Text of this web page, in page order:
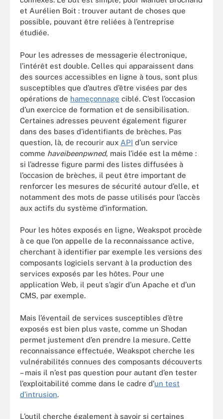
et Aurélien Boit : trouver autant de choses que
possible, pouvant être reliées à l’entreprise
étudiée.
Pour les adresses de messagerie électronique,
l’intérêt est double. Celles qui apparaissent dans
des sources accessibles en ligne à tous, sont plus
susceptibles que d’autres d’être visées par des
opérations de hameçonnage ciblé. C’est l’occasion
d’un exercice de formation et de sensibilisation.
Certaines adresses peuvent également figurer
dans des bases d’identifiants de brèches. Pas
question, là, de recourir aux API d’un service
comme haveibeenpwned, mais l’idée est la même :
si l’adresse figure parmi des listes diffusées à
l’occasion de brèches, il peut être important de
renforcer les mesures de sécurité autour d’elle, et
notamment des mots de passe utilisés pour l’accès
aux actifs du système d’information.
Pour les hôtes exposés en ligne, Weakspot procède
à ce que l’on appelle de la reconnaissance active,
cherchant à identifier par exemple les versions des
composants logiciels servant à la production des
services exposés par les hôtes. Pour une
application Web, il peut s’agir d’un Apache et d’un
CMS, par exemple.
Mais l’éventail de services susceptibles d’être
exposés est bien plus vaste, comme un Shodan
permet justement d’en prendre la mesure. Cette
reconnaissance effectuée, Weakspot cherche les
vulnérabilités connues des composants découverts
– mais il n’est pas question pour autant d’en tester
l’exploitabilité comme dans le cadre d’un test
d’intrusion.
L’outil cherche également à savoir si certaines